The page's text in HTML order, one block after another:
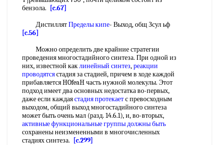
бензола.
[c.67]
ДистиллятПределы кипе- Выход, общ Зсул ьф
[c.56]
Можно определить две крайние стратегии
проведения многостадийного синтеза. При одной из
них, известной каклинейный синтез,реакции
проводятсястадия за стадией, причем в ходе каждой
прибавляется HOfeaH часть нужной молекулы. Этот
подход имеет два основных недостатка во-первых,
даже если каждаястадия протекаетс превосходным
выходом, общий выход многостадийного синтеза
может быть очень мал (разд. 14.6.1), и, во-вторых,
активные функциональные группыдолжны быть
сохранены неизмененными в многочисленных
стадиях синтеза.
[c.299]